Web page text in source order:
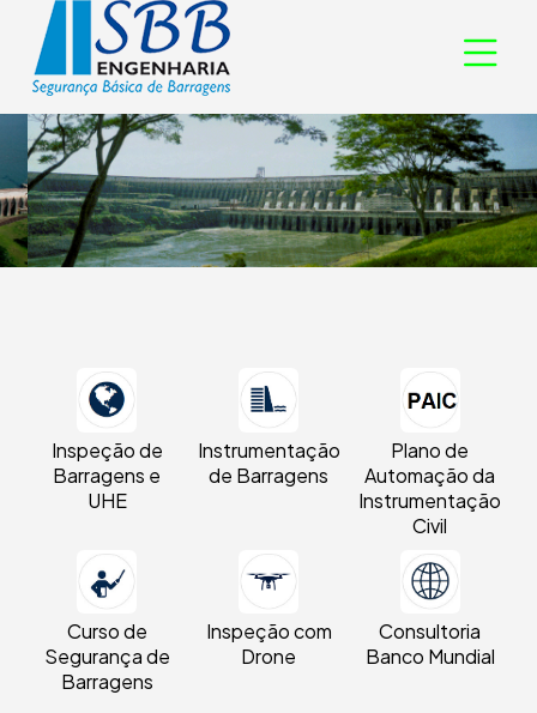
Inspeção de
Barragens e
UHE
Instrumentação
de Barragens
Plano de
Automação da
Instrumentação
Civil
Curso de
Segurança de
Barragens
Inspeção com
Drone
Consultoria
Banco Mundial